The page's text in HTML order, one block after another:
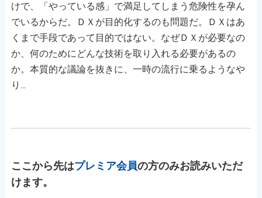
けで、「やっている感」で満足してしまう危険性を孕ん
でいるからだ。ＤＸが目的化するのも問題だ。ＤＸはあ
くまで手段であって目的ではない。なぜＤＸが必要なの
か、何のためにどんな技術を取り入れる必要があるの
か。本質的な議論を抜きに、一時の流行に乗るようなや
り...
ここから先はプレミア会員の方のみお読みいただ
けます。